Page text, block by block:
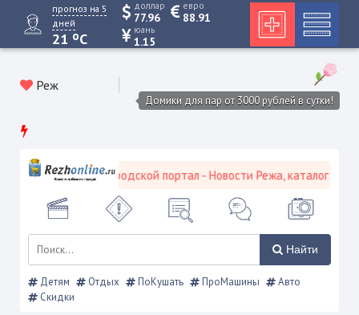
прогноз на 5
дней
21 oC
доллар
77.96
евро
88.91
юань
1.15
Реж
Домики для пар от 3000 рублей в сутки!
Режевской городской портал - Новости Режа, каталог
Найти
Детям Отдых ПоКушать ПроМашины
Авто
Скидки